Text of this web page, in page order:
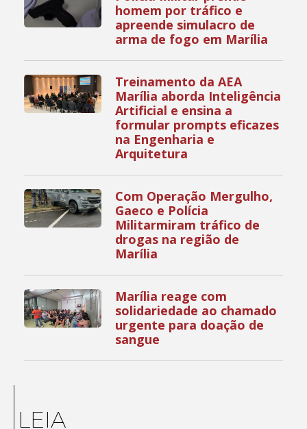
homem por tráfico e
apreende simulacro de
arma de fogo em Marília
Treinamento da AEA
Marília aborda Inteligência
Artificial e ensina a
formular prompts eficazes
na Engenharia e
Arquitetura
Com Operação Mergulho,
Gaeco e Polícia
Militarmiram tráfico de
drogas na região de
Marília
Marília reage com
solidariedade ao chamado
urgente para doação de
sangue
LEIA